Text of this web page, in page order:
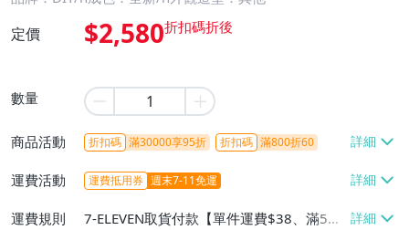
定價 $2,580
數量
商品活動 折扣碼 滿30000享95折 折扣碼 滿800折60
運費活動 運費抵用券 週末7-11免運
運費規則
7-ELEVEN取貨付款【單件運費$38、滿5件